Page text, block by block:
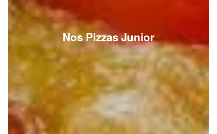
Nos Pizzas Junior